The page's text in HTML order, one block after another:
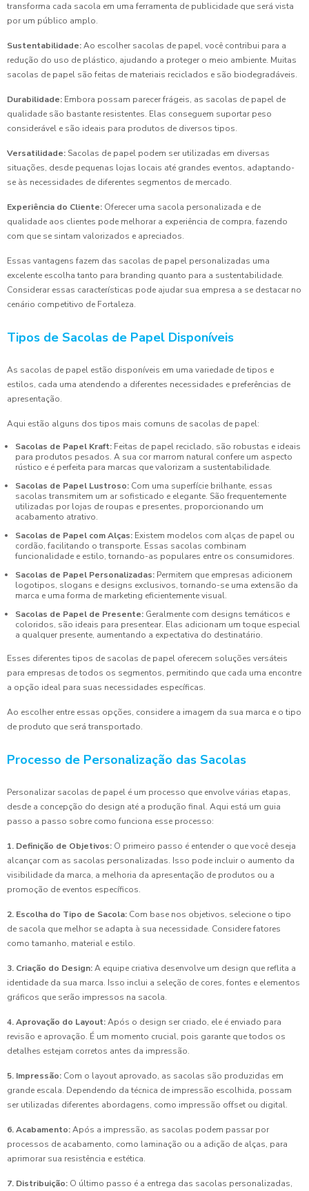
transforma cada sacola em uma ferramenta de publicidade que será vista
por um público amplo.
Sustentabilidade:Ao escolher sacolas de papel, você contribui para a
redução do uso de plástico, ajudando a proteger o meio ambiente. Muitas
sacolas de papel são feitas de materiais reciclados e são biodegradáveis.
Durabilidade: Embora possam parecer frágeis, as sacolas de papel de
qualidade são bastante resistentes. Elas conseguem suportar peso
considerável e são ideais para produtos de diversos tipos.
Versatilidade: Sacolas de papel podem ser utilizadas em diversas
situações, desde pequenas lojas locais até grandes eventos, adaptando-
se às necessidades de diferentes segmentos de mercado.
Experiência do Cliente: Oferecer uma sacola personalizada e de
qualidade aos clientes pode melhorar a experiência de compra, fazendo
com que se sintam valorizados e apreciados.
Essas vantagens fazem das sacolas de papel personalizadas uma
excelente escolha tanto para branding quanto para a sustentabilidade.
Considerar essas características pode ajudar sua empresa a se destacar no
cenário competitivo de Fortaleza.
Tipos de Sacolas de Papel Disponíveis
As sacolas de papel estão disponíveis em uma variedade de tipos e
estilos, cada uma atendendo a diferentes necessidades e preferências de
apresentação.
Aqui estão alguns dos tipos mais comuns de sacolas de papel:
Sacolas de Papel Kraft: Feitas de papel reciclado, são robustas e ideais
para produtos pesados. A sua cor marrom natural confere um aspecto
rústico e é perfeita para marcas que valorizam a sustentabilidade.
Sacolas de Papel Lustroso: Com uma superfície brilhante, essas
sacolas transmitem um ar sofisticado e elegante. São frequentemente
utilizadas por lojas de roupas e presentes, proporcionando um
acabamento atrativo.
Sacolas de Papel com Alças: Existem modelos com alças de papel ou
cordão, facilitando o transporte. Essas sacolas combinam
funcionalidade e estilo, tornando-as populares entre os consumidores.
Sacolas de Papel Personalizadas: Permitem que empresas adicionem
logotipos, slogans e designs exclusivos, tornando-se uma extensão da
marca e uma forma de marketing eficientemente visual.
Sacolas de Papel de Presente: Geralmente com designs temáticos e
coloridos, são ideais para presentear. Elas adicionam um toque especial
a qualquer presente, aumentando a expectativa do destinatário.
Esses diferentes tipos de sacolas de papel oferecem soluções versáteis
para empresas de todos os segmentos, permitindo que cada uma encontre
a opção ideal para suas necessidades específicas.
Ao escolher entre essas opções, considere a imagem da sua marca e o tipo
de produto que será transportado.
Processo de Personalização das Sacolas
Personalizar sacolas de papel é um processo que envolve várias etapas,
desde a concepção do design até a produção final. Aqui está um guia
passo a passo sobre como funciona esse processo:
1. Definição de Objetivos: O primeiro passo é entender o que você deseja
alcançar com as sacolas personalizadas. Isso pode incluir o aumento da
visibilidade da marca, a melhoria da apresentação de produtos ou a
promoção de eventos específicos.
2. Escolha do Tipo de Sacola: Com base nos objetivos, selecione o tipo
de sacola que melhor se adapta à sua necessidade. Considere fatores
como tamanho, material e estilo.
3. Criação do Design:A equipe criativa desenvolve um design que reflita a
identidade da sua marca. Isso inclui a seleção de cores, fontes e elementos
gráficos que serão impressos na sacola.
4. Aprovação do Layout:Após o design ser criado, ele é enviado para
revisão e aprovação. É um momento crucial, pois garante que todos os
detalhes estejam corretos antes da impressão.
5. Impressão: Com o layout aprovado, as sacolas são produzidas em
grande escala. Dependendo da técnica de impressão escolhida, possam
ser utilizadas diferentes abordagens, como impressão offset ou digital.
6. Acabamento:Após a impressão, as sacolas podem passar por
processos de acabamento, como laminação ou a adição de alças, para
aprimorar sua resistência e estética.
7. Distribuição: O último passo é a entrega das sacolas personalizadas,